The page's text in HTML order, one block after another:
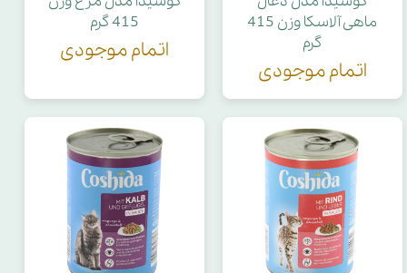
ماهی آلاسکا وزن 415
گرم
اتمام موجودی
415 گرم
اتمام موجودی